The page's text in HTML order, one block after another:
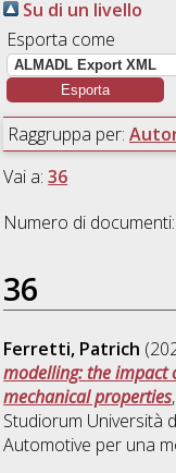
Su di un livello
Esporta come
Raggruppa per:
Vai a:36
Numero di documenti:
36
Ferretti, Patrich
modelling: the impact
mechanical properties
Studiorum Università
Automotive per una